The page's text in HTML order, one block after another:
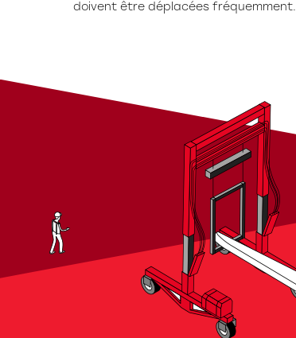
doivent être déplacées fréquemment.